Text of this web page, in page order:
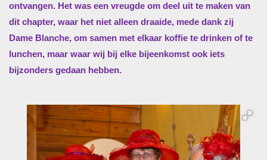
ontvangen. Het was een vreugde om deel uit te maken van
dit chapter, waar het niet alleen draaide, mede dank zij
Dame Blanche, om samen met elkaar koffie te drinken of te
lunchen, maar waar wij bij elke bijeenkomst ook iets
bijzonders gedaan hebben.